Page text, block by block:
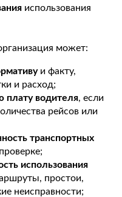
использования
может:
и факту,
и расход;
плату водителя, если
рейсов или
транспортных
использования
простои,
неисправности;